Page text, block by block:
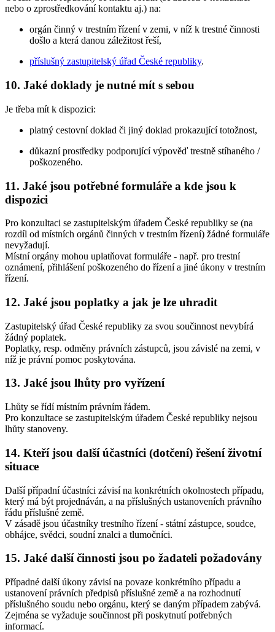
nebo o zprostředkování kontaktu aj.) na:
orgán činný v trestním řízení v zemi, v níž k trestné činnosti
došlo a která danou záležitost řeší,
příslušný zastupitelský úřad České republiky.
10. Jaké doklady je nutné mít s sebou
Je třeba mít k dispozici:
platný cestovní doklad či jiný doklad prokazující totožnost,
důkazní prostředky podporující výpověď trestně stíhaného /
poškozeného.
11. Jaké jsou potřebné formuláře a kde jsou k
dispozici
Pro konzultaci se zastupitelským úřadem České republiky se (na
rozdíl od místních orgánů činných v trestním řízení) žádné formuláře
nevyžadují.
Místní orgány mohou uplatňovat formuláře - např. pro trestní
oznámení, přihlášení poškozeného do řízení a jiné úkony v trestním
řízení.
12. Jaké jsou poplatky a jak je lze uhradit
Zastupitelský úřad České republiky za svou součinnost nevybírá
žádný poplatek.
Poplatky, resp. odměny právních zástupců, jsou závislé na zemi, v
níž je právní pomoc poskytována.
13. Jaké jsou lhůty pro vyřízení
Lhůty se řídí místním právním řádem.
Pro konzultace se zastupitelským úřadem České republiky nejsou
lhůty stanoveny.
14. Kteří jsou další účastníci (dotčení) řešení životní
situace
Další případní účastníci závisí na konkrétních okolnostech případu,
který má být projednáván, a na příslušných ustanoveních právního
řádu příslušné země.
V zásadě jsou účastníky trestního řízení - státní zástupce, soudce,
obhájce, svědci, soudní znalci a tlumočníci.
15. Jaké další činnosti jsou po žadateli požadovány
Případné další úkony závisí na povaze konkrétního případu a
ustanovení právních předpisů příslušné země a na rozhodnutí
příslušného soudu nebo orgánu, který se daným případem zabývá.
Zejména se vyžaduje součinnost při poskytnutí potřebných
informací.